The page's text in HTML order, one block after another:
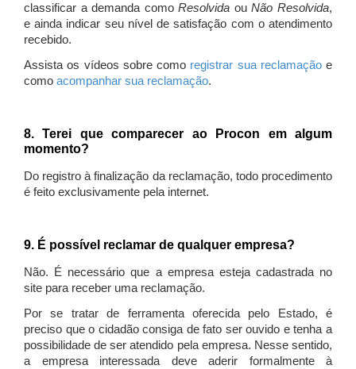
classificar a demanda comoResolvida ouNão Resolvida,
e ainda indicar seu nível de satisfação com o atendimento
recebido.
Assista os vídeos sobre como registrar sua reclamaçãoe
como acompanhar sua reclamação.
8. Terei que comparecer ao Procon em algum
momento?
Do registro à finalização da reclamação, todo procedimento
é feito exclusivamente pela internet.
9. É possível reclamar de qualquer empresa?
Não. É necessário que a empresa esteja cadastrada no
site para receber uma reclamação.
Por se tratar de ferramenta oferecida pelo Estado, é
preciso que o cidadão consiga de fato ser ouvido e tenha a
possibilidade de ser atendido pela empresa. Nesse sentido,
a empresa interessada deve aderir formalmente à